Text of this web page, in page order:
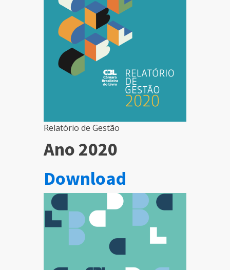
Relatório de Gestão
Ano 2020
Download